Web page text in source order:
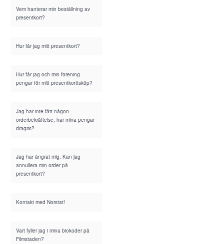
Vem hanterar min beställning av
presentkort?
Hur får jag mitt presentkort?
Hur får jag och min förening
pengar för mitt presentkorttsköp?
Jag har inte fått någon
orderbekräftelse, har mina pengar
dragits?
Jag har ångrat mig. Kan jag
annullera min order på
presentkort?
Kontakt med Norstat!
Vart fyller jag i mina biokoder på
Filmstaden?